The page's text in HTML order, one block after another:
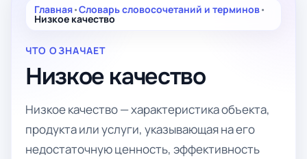
Главная•Словарь словосочетаний и терминов•
Низкое качество
ЧТО ОЗНАЧАЕТ
Низкое качество
Низкое качество — характеристика объекта,
продукта или услуги, указывающая на его
недостаточную ценность, эффективность